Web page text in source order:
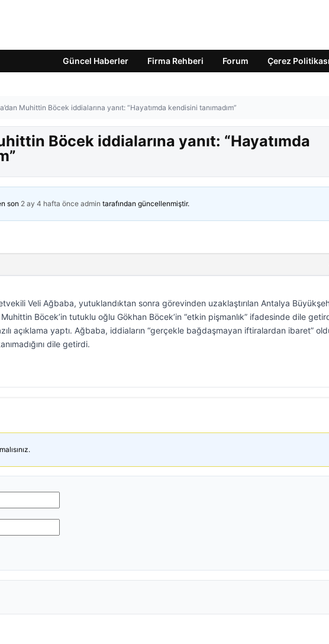
Güncel Haberler Firma Rehberi Forum Çerez Politikası
Muhittin Böcek iddialarına yanıt: “Hayatımda kendisini tanımadım”
Böcek iddialarına yanıt: “Hayatımda
son 2 ay 4 hafta önce admin tarafından güncellenmiştir.
Veli Ağbaba, yutuklandıktan sonra görevinden uzaklaştırılan Antalya
Muhittin Böcek’in tutuklu oğlu Gökhan Böcek’in “etkin pişmanlık” ifadesinde dile
açıklama yaptı. Ağbaba, iddiaların “gerçekle bağdaşmayan iftiralardan ibaret”
dile getirdi.